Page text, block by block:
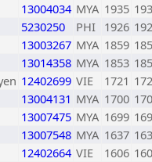
13004034 MYA 1935
5230250 PHI 1926
13003267 MYA 1859
13014358 MYA 1853
12402699 VIE 1721
13004131 MYA 1700
13007475 MYA 1699
13007548 MYA 1637
12402664 VIE 1606